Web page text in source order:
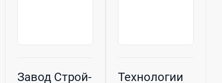
Завод Строй-
Технологии